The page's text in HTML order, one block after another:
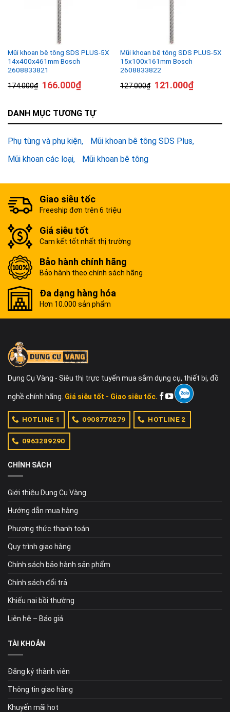
Mũi khoan bê tông SDS PLUS-5X
14x400x461mm Bosch
2608833821
174.000₫ 166.000₫
Mũi khoan bê tông SDS PLUS-5X
15x100x161mm Bosch
2608833822
127.000₫ 121.000₫
DANH MỤC TƯƠNG TỰ
Phụ tùng và phụ kiện
Mũi khoan bê tông SDS Plus
Mũi khoan các loại
Mũi khoan bê tông
Giao siêu tốc
Freeship đơn trên 6 triệu
Giá siêu tốt
Cam kết tốt nhất thị trường
Bảo hành chính hãng
Bảo hành theo chính sách hãng
Đa dạng hàng hóa
Hơn 10.000 sản phẩm
Dụng Cụ Vàng - Siêu thị trực tuyến mua sắm dụng cụ, thiết bị, đồ
nghề chính hãng. Giá siêu tốt - Giao siêu tốc.
HOTLINE 1 0908770279 HOTLINE 2
0963289290
CHÍNH SÁCH
Giới thiệu Dụng Cụ Vàng
Hướng dẫn mua hàng
Phương thức thanh toán
Quy trình giao hàng
Chính sách bảo hành sản phẩm
Chính sách đổi trả
Khiếu nại bồi thường
Liên hệ – Báo giá
TÀI KHOẢN
Đăng ký thành viên
Thông tin giao hàng
Khuyến mãi hot